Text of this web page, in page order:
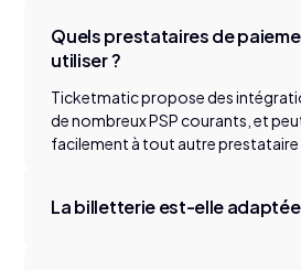
Quels prestataires de
utiliser ?
Ticketmatic propose des
de nombreux PSP courants, et
facilement à tout autre prestataire
La billetterie est-elle adaptée